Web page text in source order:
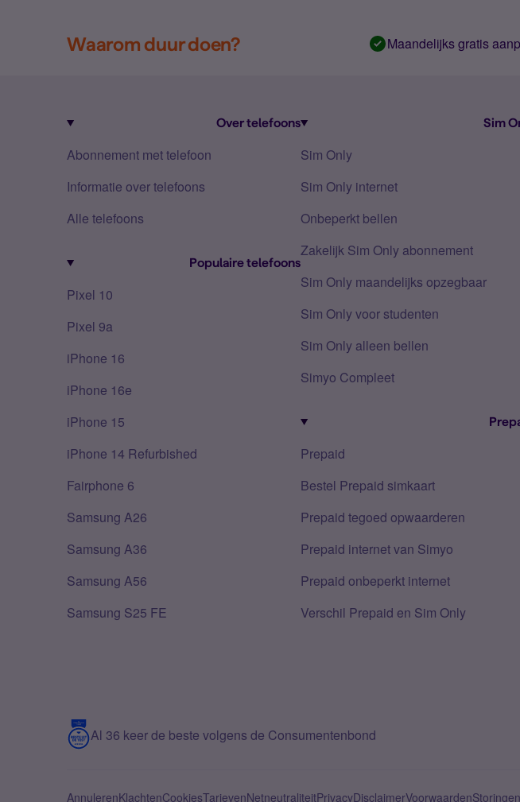
Waarom duur doen? Maandelijks gratis
Over telefoons
Abonnement met telefoon
Informatie over telefoons
Alle telefoons
Populaire telefoons
Pixel 10
Pixel 9a
iPhone 16
iPhone 16e
iPhone 15
iPhone 14 Refurbished
Fairphone 6
Samsung A26
Samsung A36
Samsung A56
Samsung S25 FE
Sim
Sim Only
Sim Only internet
Onbeperkt bellen
Zakelijk Sim Only abonnement
Sim Only maandelijks opzegbaar
Sim Only voor studenten
Sim Only alleen bellen
Simyo Compleet
Prepaid
Bestel Prepaid simkaart
Prepaid tegoed opwaarderen
Prepaid internet van Simyo
Prepaid onbeperkt internet
Verschil Prepaid en Sim Only
Al 36 keer de beste volgens de Consumentenbond
AnnulerenKlachtenCookiesTarievenNetneutraliteitPrivacyDisclaimerVoorwaardenStoringen